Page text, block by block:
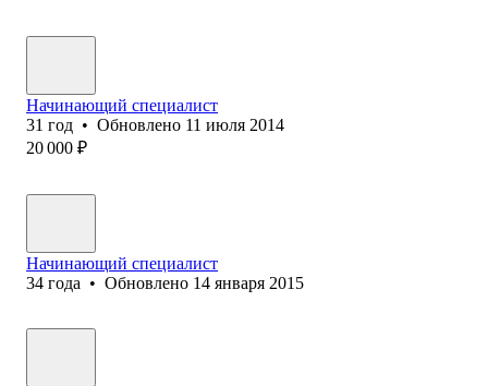
Начинающий специалист
31 год • Обновлено 11 июля 2014
20 000 ₽
Начинающий специалист
34 года • Обновлено 14 января 2015